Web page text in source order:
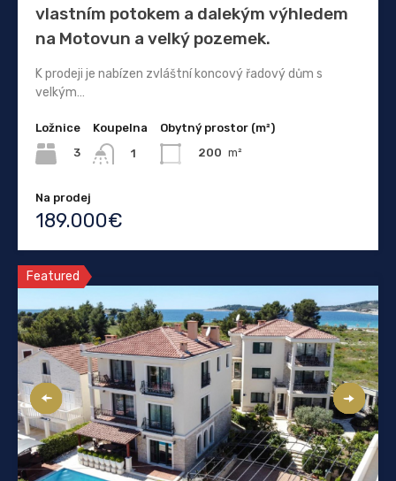
vlastním potokem a dalekým výhledem
na Motovun a velký pozemek.
K prodeji je nabízen zvláštní koncový řadový dům s
velkým…
Ložnice
3
Koupelna
1
Obytný prostor (m²)
200 m²
Na prodej
189.000€
Featured